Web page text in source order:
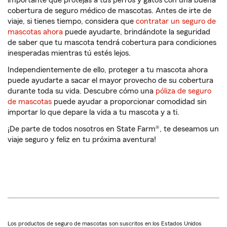
cobertura de seguro médico de mascotas. Antes de irte de
viaje, si tienes tiempo, considera que contratar un seguro de
mascotas ahora puede ayudarte, brindándote la seguridad
de saber que tu mascota tendrá cobertura para condiciones
inesperadas mientras tú estés lejos.
Independientemente de ello, proteger a tu mascota ahora
puede ayudarte a sacar el mayor provecho de su cobertura
durante toda su vida. Descubre cómo una póliza de seguro
de mascotas puede ayudar a proporcionar comodidad sin
importar lo que depare la vida a tu mascota y a ti.
¡De parte de todos nosotros en State Farm®, te deseamos un
viaje seguro y feliz en tu próxima aventura!
Los productos de seguro de mascotas son suscritos en los Estados Unidos